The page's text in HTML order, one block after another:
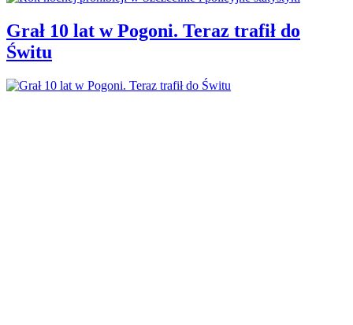
Grał 10 lat w Pogoni. Teraz trafił do
Świtu